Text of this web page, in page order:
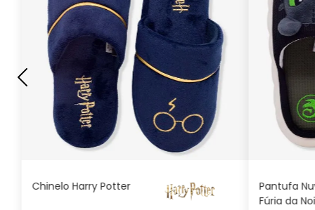
Chinelo Harry Potter
G GG M P
ADICIONAR AO
CARRINHO
Pantufa
Fúria da